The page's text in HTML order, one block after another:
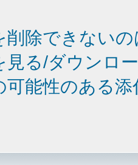
削除できない
見る/ダウンロ
可能性のある